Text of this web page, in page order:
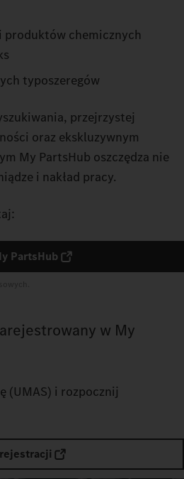
chemicznych
typoszeregów
przejrzystej
oraz ekskluzywnym
My PartsHub oszczędza nie
i nakład pracy.
PartsHub
w My
(UMAS) i rozpocznij